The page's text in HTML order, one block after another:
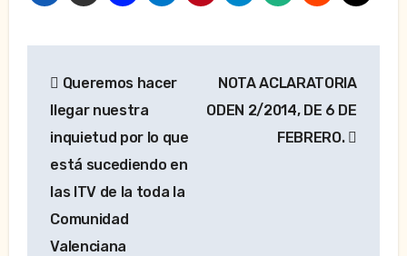
de
entradas
Queremos hacer
llegar nuestra
inquietud por lo que
está sucediendo en
las ITV de la toda la
Comunidad
Valenciana
NOTA ACLARATORIA
ODEN 2/2014, DE 6 DE
FEBRERO.